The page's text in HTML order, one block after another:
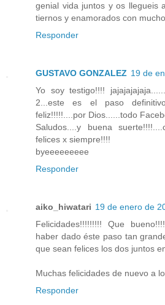
genial vida juntos y os llegueis
tiernos y enamorados con
Responder
GUSTAVO GONZALEZ 19 de
Yo soy testigo!!!!
2...este es el paso
feliz!!!!!....por Dios......todo
Saludos....y buena
felices x siempre!!!!
byeeeeeeeee
Responder
aiko_hiwatari 19 de enero de
Felicidades!!!!!!!!! Que
haber dado éste paso tan
que sean felices los dos juntos
Muchas felicidades de nuevo a
Responder